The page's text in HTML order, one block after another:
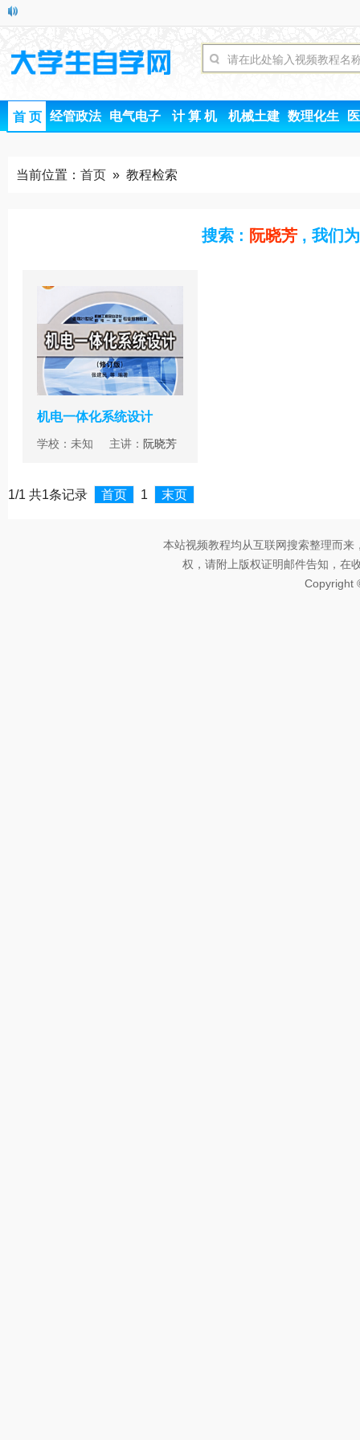
首 页 经管政法 电气电子 计 算 机 机械土建 数理化生
当前位置： 首页 » 教程检索
搜索 : 阮晓芳 , 我们
机电一体化系统设计
学校：未知 主讲： 阮晓芳
1/1 共1条记录 首页 1 末页
本站视频教程均从互联网搜索整理而
权，请附上版权证明邮件告知，在
Copyright